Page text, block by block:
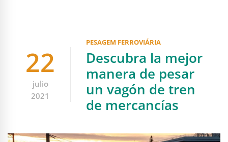
22
julio
2021
PESAGEM FERROVIÁRIA
Descubra la mejor
manera de pesar
un vagón de tren
de mercancías